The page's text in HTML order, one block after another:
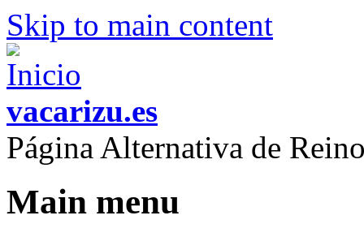
Skip to main content
vacarizu.es
Página Alternativa de
Main menu